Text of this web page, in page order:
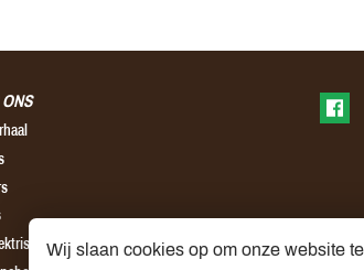
step
Find
Wij slaan cookies op om onze website